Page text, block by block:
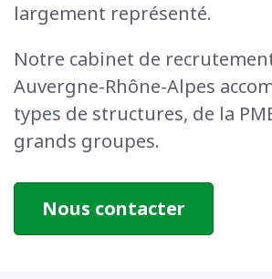
largement représenté.
Notre cabinet de
Auvergne-Rhône-Alpes
types de structures, de la
grands groupes.
Nous contacter